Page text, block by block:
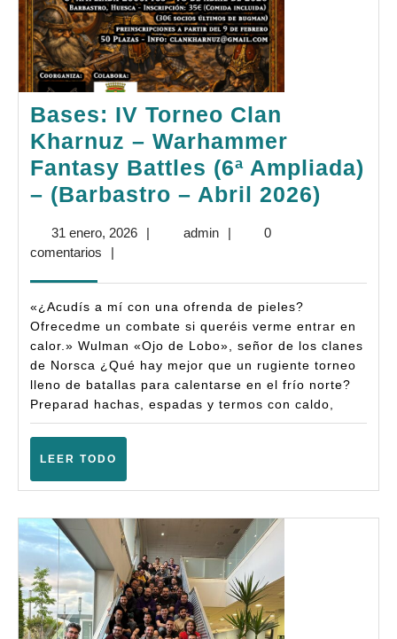
Bases: IV Torneo Clan
Kharnuz – Warhammer
Fantasy Battles (6ª Ampliada)
– (Barbastro – Abril 2026)
–
–
31 enero, 202631| adminadmin
|
0
comentarios
|
«¿Acudís a mí con una ofrenda de pieles?
Ofrecedme un combate si queréis verme entrar en
calor.» Wulman «Ojo de Lobo», señor de los clanes
de Norsca ¿Qué hay mejor que un rugiente torneo
lleno de batallas para calentarse en el frío norte?
Preparad hachas, espadas y termos con caldo,
LEER TODO